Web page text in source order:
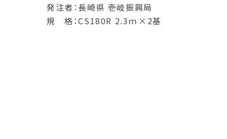
発注者：長崎県 壱岐振興局
規 格：CS180R 2.3ｍ×2基